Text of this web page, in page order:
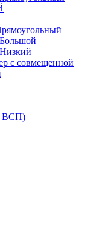
с совмещенной
ВСП)